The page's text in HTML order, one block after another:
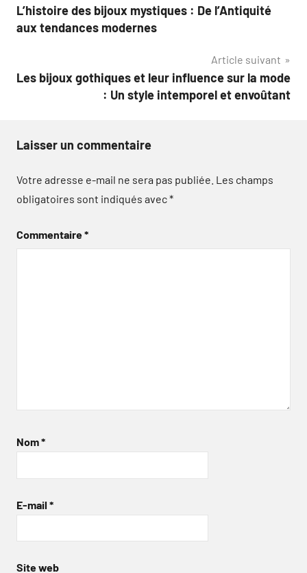
de
L’histoire des bijoux mystiques : De l’Antiquité
aux tendances modernes
Article suivant
Les bijoux gothiques et leur influence sur la mode
: Un style intemporel et envoûtant
Laisser un commentaire
Votre adresse e-mail ne sera pas publiée. Les champs
obligatoires sont indiqués avec*
Commentaire*
Nom*
E-mail *
Site web